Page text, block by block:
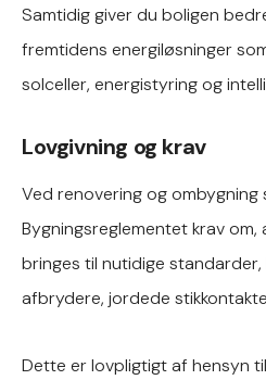
Samtidig giver du boligen
fremtidens energiløsninger
solceller, energistyring og
Lovgivning og krav
Ved renovering og ombygning
Bygningsreglementet krav om,
bringes til nutidige
afbrydere, jordede
Dette er lovpligtigt af hensyn